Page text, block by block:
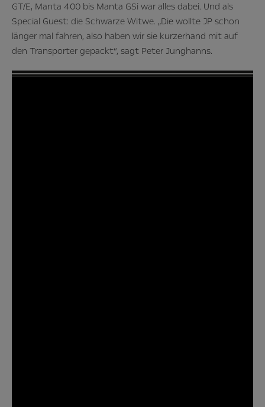
GT/E, Manta 400 bis Manta GSi war alles dabei. Und als
Special Guest: die Schwarze Witwe. „Die wollte JP schon
länger mal fahren, also haben wir sie kurzerhand mit auf
den Transporter gepackt“, sagt Peter Junghanns.